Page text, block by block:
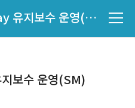
NH농협카드 NH Pay 유지보수 운영(SM)
보수 운영(SM)